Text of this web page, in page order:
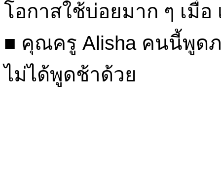
โอกาสใช้บ่อยมาก ๆ เมื่อ
■ คุณครู Alisha คนนี้พูด
ไม่ได้พูดช้าด้วย